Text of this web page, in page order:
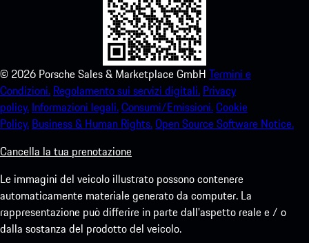
© 2026 Porsche Sales & Marketplace GmbH Termini e
Condizioni. Regolamento sui servizi digitali. Privacy
policy. Informazioni legali.Consumi/Emissioni.Cookie
Policy. Business & Human Rights.Open Source Software Notice.
Cancella la tua prenotazione
Le immagini del veicolo illustrato possono contenere
automaticamente materiale generato da computer. La
rappresentazione può differire in parte dall'aspetto reale e / o
dalla sostanza del prodotto del veicolo.